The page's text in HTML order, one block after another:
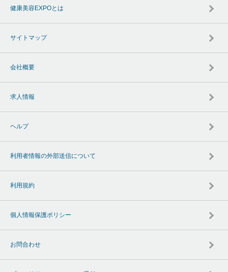
健康美容EXPOとは
サイトマップ
会社概要
求人情報
ヘルプ
利用者情報の外部送信について
利用規約
個人情報保護ポリシー
お問合わせ